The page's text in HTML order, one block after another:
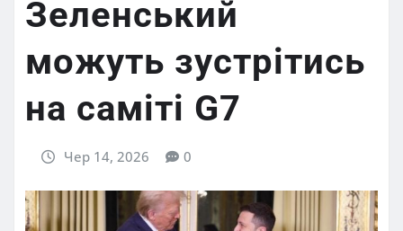
Зеленський
можуть зустрітись
на саміті G7
Чер 14, 2026 0